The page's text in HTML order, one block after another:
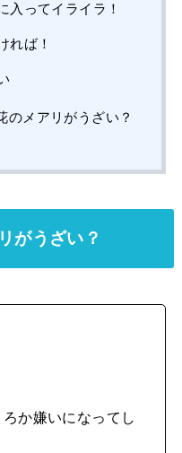
入ってイライラ！
れば！
のメアリがうざい？
がうざい？
か嫌いになってし